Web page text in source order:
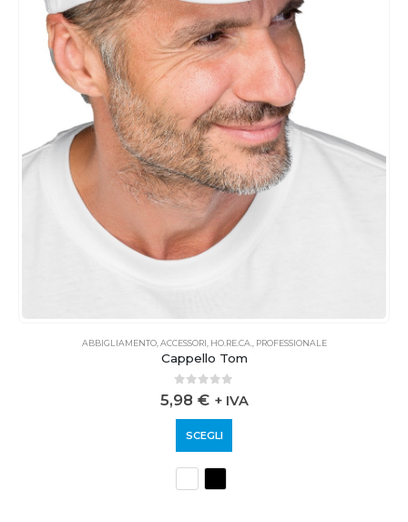
ABBIGLIAMENTO,ACCESSORI , HO.RE.CA., PROFESSIONALE
Cappello Tom
0 out of 5
5,98 € + IVA
SCEGLI